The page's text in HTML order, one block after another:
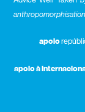
apoio
apoio à